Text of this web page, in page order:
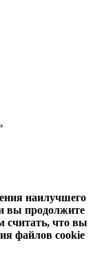
наилучшего
вы продолжите
считать, что вы
файлов cookie